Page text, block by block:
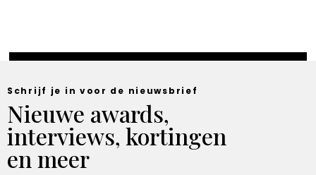
Schrijf je in voor de nieuwsbrief
Nieuwe awards,
interviews, kortingen
en meer